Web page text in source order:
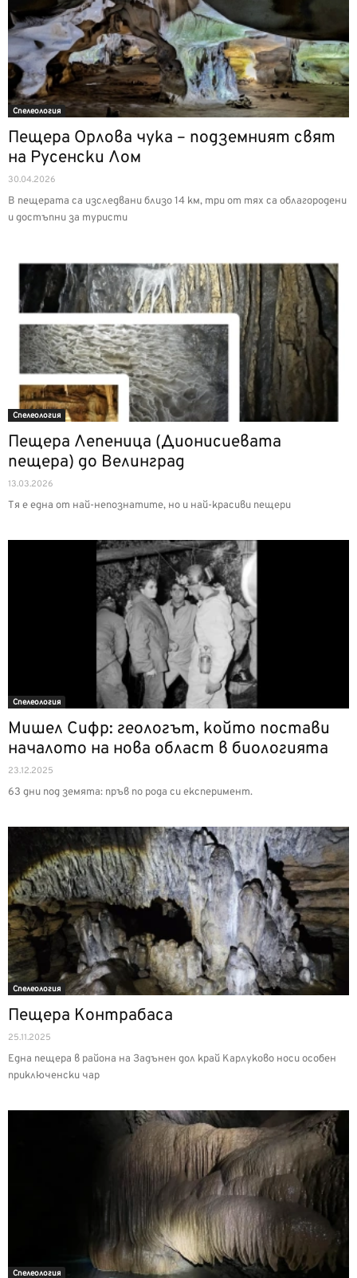
Спелеология
Пещера Орлова чука – подземният свят
на Русенски Лом
30.04.2026
В пещерата са изследвани близо 14 км, три от тях са облагородени
и достъпни за туристи
Спелеология
Пещера Лепеница (Дионисиевата
пещера) до Велинград
13.03.2026
Тя е една от най-непознатите, но и най-красиви пещери
Спелеология
Мишел Сифр: геологът, който постави
началото на нова област в биологията
23.12.2025
63 дни под земята: пръв по рода си експеримент.
Спелеология
Пещера Контрабаса
25.11.2025
Една пещера в района на Задънен дол край Карлуково носи особен
приключенски чар
Спелеология